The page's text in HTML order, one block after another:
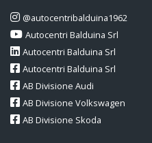
@autocentribalduina1962
Autocentri Balduina Srl
Autocentri Balduina Srl
Autocentri Balduina Srl
AB Divisione Audi
AB Divisione Volkswagen
AB Divisione Skoda